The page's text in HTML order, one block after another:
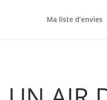
Ma liste d’envies